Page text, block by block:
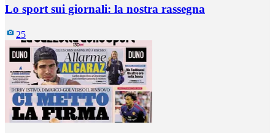
Lo sport sui giornali: la nostra rassegna
25